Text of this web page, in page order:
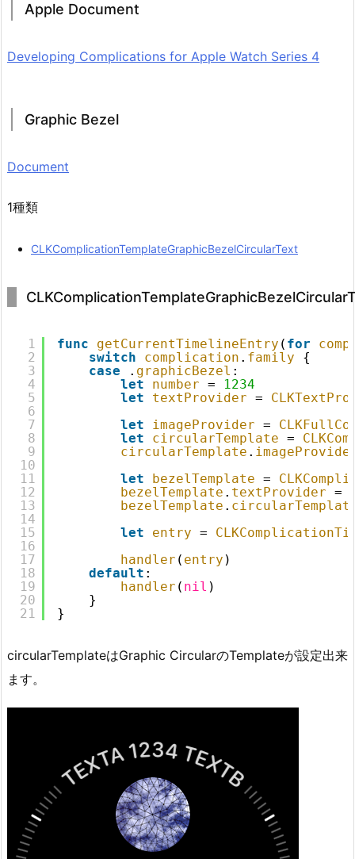
Apple Document
Developing Complications for Apple Watch Series 4
Graphic Bezel
Document
1種類
CLKComplicationTemplateGraphicBezelCircularText
1
2
3
4
5
6
7
8
9
10
11
12
13
14
15
16
17
18
19
20
21
func getCurrentTimelineEntry ( for
switch
complication . family
{
case
. graphicBezel :
let
number =
1234
let
textProvider =
let
imageProvider =
let
circularTemplate =
circularTemplate .
let
bezelTemplate =
bezelTemplate . textProvider =
bezelTemplate .
let
entry =
handler ( entry )
default :
handler ( nil )
}
}
circularTemplateはGraphic CircularのTemplateが設定出来
ます。